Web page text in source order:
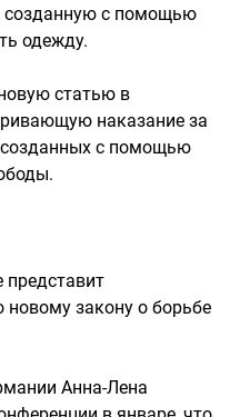
созданную с помощью
одежду.
статью в
наказание за
созданных с помощью
представит
новому закону о борьбе
Анна-Лена